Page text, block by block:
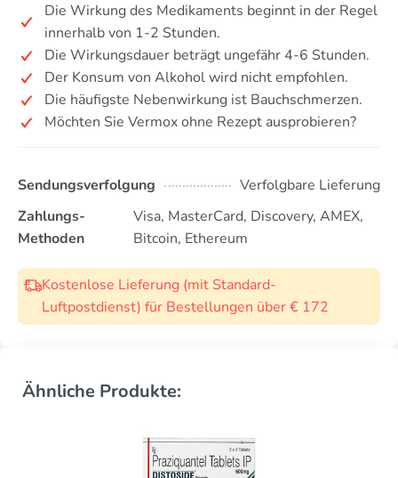
Die Wirkung des Medikaments beginnt in der Regel
innerhalb von 1-2 Stunden.
Die Wirkungsdauer beträgt ungefähr 4-6 Stunden.
Der Konsum von Alkohol wird nicht empfohlen.
Die häufigste Nebenwirkung ist Bauchschmerzen.
Möchten Sie Vermox ohne Rezept ausprobieren?
Sendungsverfolgung
Verfolgbare Lieferung
Zahlungs-
Methoden
Visa, MasterCard, Discovery, AMEX,
Bitcoin, Ethereum
Kostenlose Lieferung (mit Standard-
Luftpostdienst) für Bestellungen über € 172
Ähnliche Produkte: